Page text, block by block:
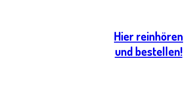
Hier reinhören
und bestellen!